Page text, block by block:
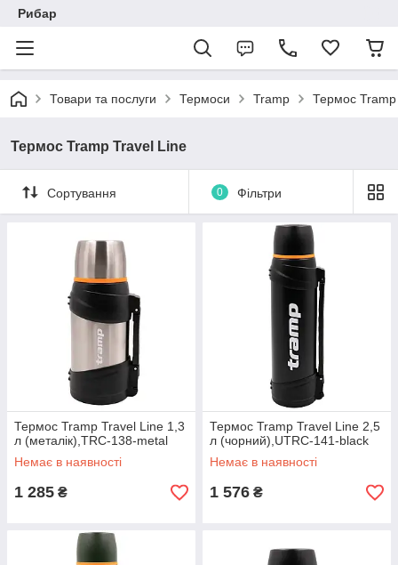
Рибар
Товари та послуги Термоси Tramp Термос
Термос Tramp Travel Line
Сортування 0 Фільтри
Термос Tramp Travel Line 1,3
л (металік),TRC-138-metal
Немає в наявності
1 285 ₴
Термос Tramp Travel Line 2,5
л (чорний),UTRC-141-black
Немає в наявності
1 576 ₴